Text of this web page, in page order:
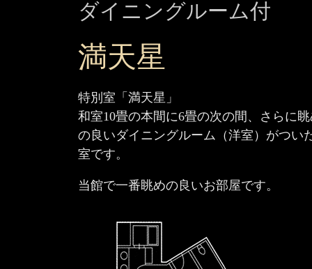
ダイニングルーム付
満天星
特別室「満天星」
和室10畳の本間に6畳の次の間、さらに
の良いダイニングルーム（洋室）がつい
室です。
当館で一番眺めの良いお部屋です。